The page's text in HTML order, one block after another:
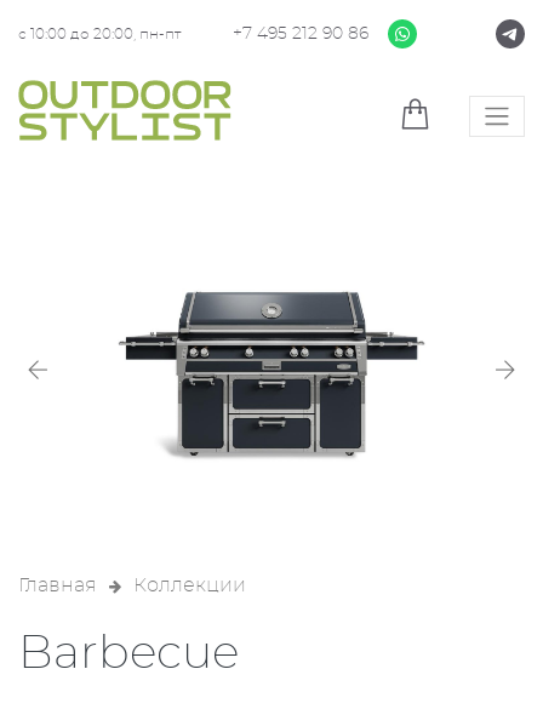
с 10:00 до 20:00, пн-пт +7 495 212 90 86
Главная Коллекции
Barbecue